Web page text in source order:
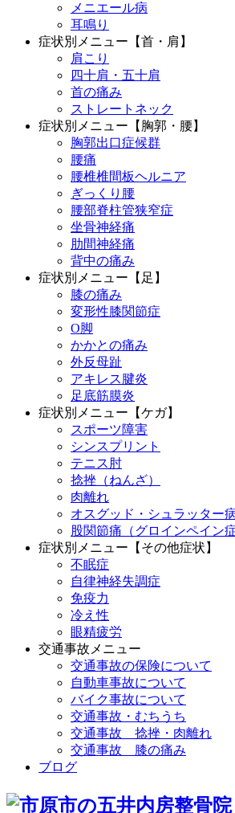
メニエール病
耳鳴り
症状別メニュー【首・肩】
肩こり
四十肩・五十肩
首の痛み
ストレートネック
症状別メニュー【胸郭・腰】
胸郭出口症候群
腰痛
腰椎椎間板ヘルニア
ぎっくり腰
腰部脊柱管狭窄症
坐骨神経痛
肋間神経痛
背中の痛み
症状別メニュー【足】
膝の痛み
変形性膝関節症
O脚
かかとの痛み
外反母趾
アキレス腱炎
足底筋膜炎
症状別メニュー【ケガ】
スポーツ障害
シンスプリント
テニス肘
捻挫（ねんざ）
肉離れ
オスグッド・シュラッター
股関節痛（グロインペイン
症状別メニュー【その他症状】
不眠症
自律神経失調症
免疫力
冷え性
眼精疲労
交通事故メニュー
交通事故の保険について
自動車事故について
バイク事故について
交通事故・むちうち
交通事故 捻挫・肉離れ
交通事故 膝の痛み
ブログ